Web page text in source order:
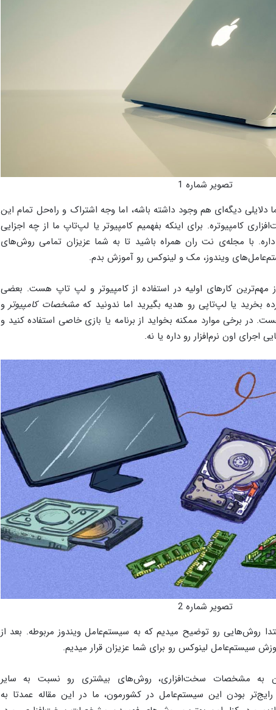
تصویر شماره 1
دلایلی دیگه‌ای هم وجود داشته باشه، اما وجه اشتراک و راه‌حل تمام این
کامپیوتره. برای اینکه بفهمیم کامپیوتر یا لپ‌تاپ ما از چه اجزایی
با مجله‌ی نت ران همراه باشید تا به شما عزیزان تمامی روش‌های
ویندوز، مک و لینوکس رو آموزش بدم.
کارهای اولیه در استفاده از کامپیوتر و لپ‌ تاپ هست. بعضی
بخرید یا لپ‌تاپی رو هدیه بگیرید اما ندونید کهمشخصات کامپیوترو
برخی موارد ممکنه بخواید از برنامه یا بازی خاصی استفاده کنید و
اجرای اون نرم‌افزار رو داره یا نه.
تصویر شماره 2
روش‌هایی رو توضیح میدیم که به سیستم‌عامل ویندوز مربوطه. بعد از
سیستم‌عامل لینوکس رو برای شما عزیزان قرار میدیم.
به مشخصات سخت‌افزاری، روش‌های بیشتری رو نسبت به سایر
بودن این سیستم‌عامل در کشورمون، ما در این مقاله عمدتا به